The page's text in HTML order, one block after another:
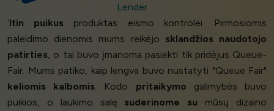
Lender
‘Itin puikus produktas eismo kontrolei. Pirmosiomis
paleidimo dienomis mums reikėjo sklandžios naudotojo
patirties , o tai buvo įmanoma pasiekti tik pridėjus Queue-
Fair. Mums patiko, kaip lengva buvo nustatyti "Queue Fair"
keliomis kalbomis . Kodo pritaikymo galimybės buvo
puikios, o laukimo salę suderinome su mūsų dizaino